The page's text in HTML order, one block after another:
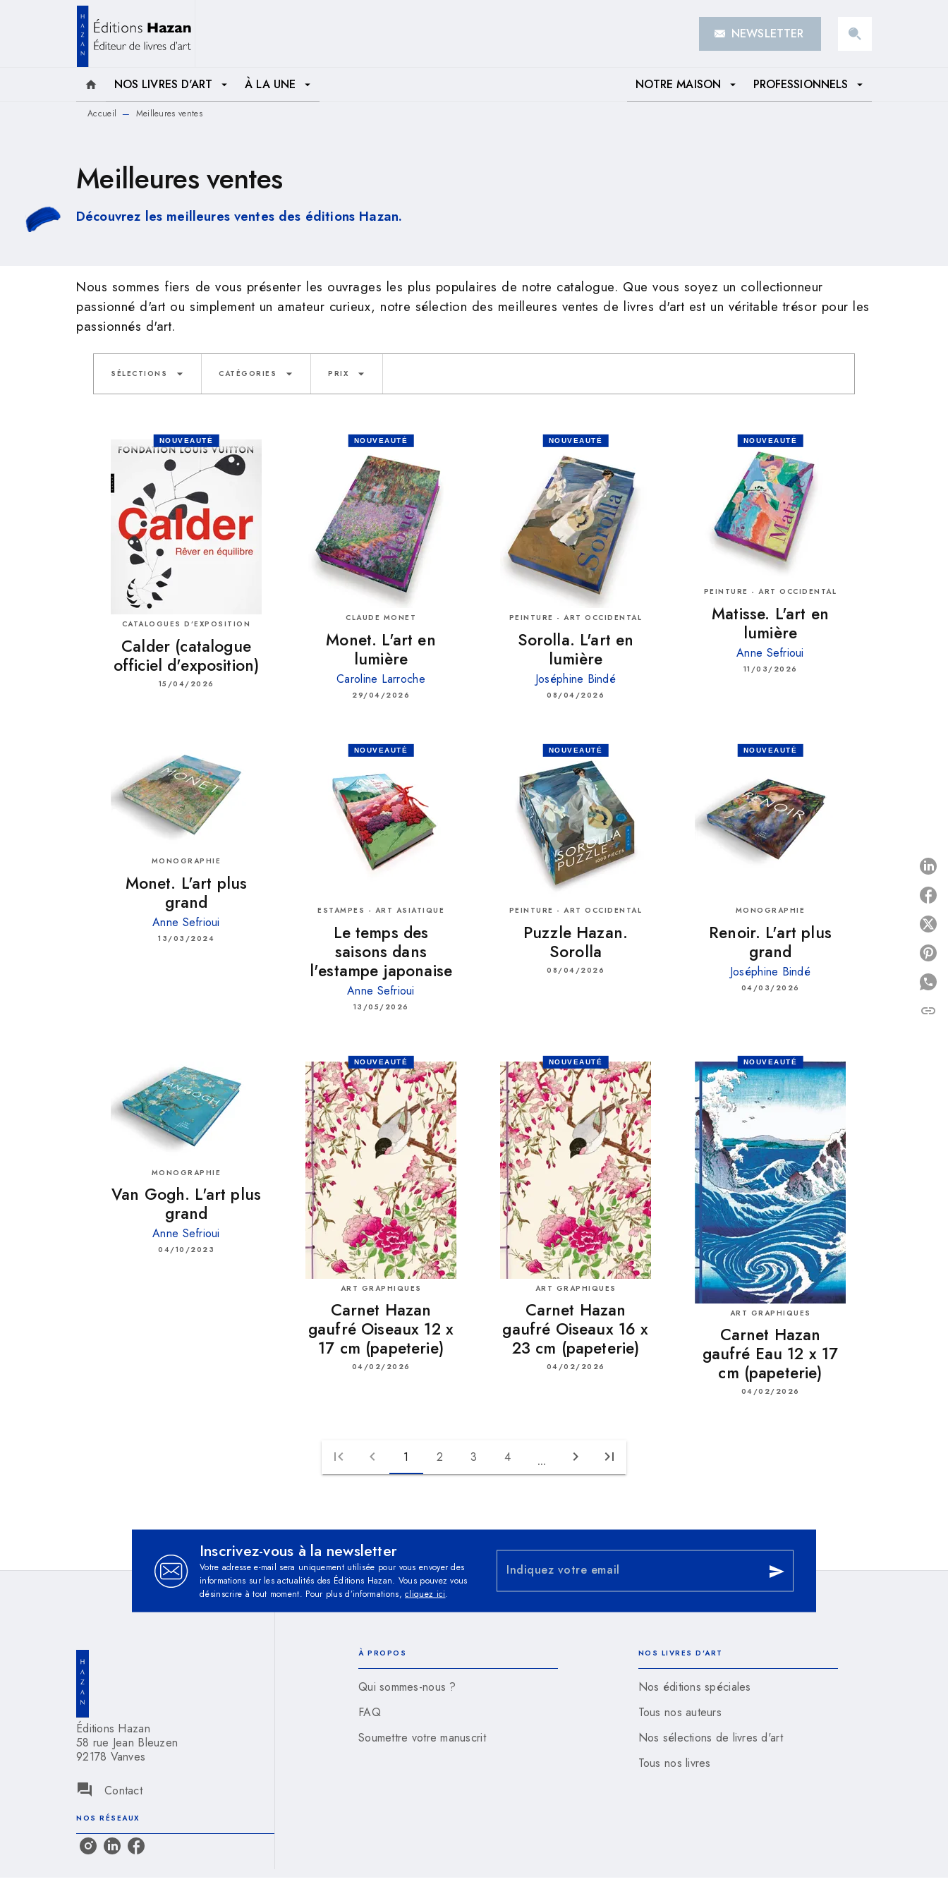
MENU RECHERCHE NEWSLETTER
home NOS LIVRES D'ART arrow_drop_down À LA UNE arrow_drop_down NOTRE MAISON arrow_drop_down PROFESSIONNELS arrow_drop_down
Accueil — Meilleures ventes
Meilleures ventes
Découvrez les meilleures ventes des éditions Hazan.
Nous sommes fiers de vous présenter les ouvrages les plus populaires de notre catalogue. Que vous soyez un collectionneur
passionné d'art ou simplement un amateur curieux, notre sélection des meilleures ventes de livres d'art est un véritable trésor pour les
passionnés d'art.
SÉLECTIONS arrow_drop_down CATÉGORIES arrow_drop_down PRIX arrow_drop_down
NOUVEAUTÉ
CATALOGUES D’EXPOSITION
Calder (catalogue
officiel d'exposition)
15/04/2026
NOUVEAUTÉ
CLAUDE MONET
Monet. L'art en
lumière
Caroline Larroche
29/04/2026
NOUVEAUTÉ
PEINTURE - ART OCCIDENTAL
Sorolla. L'art en
lumière
Joséphine Bindé
08/04/2026
NOUVEAUTÉ
PEINTURE - ART OCCIDENTAL
Matisse. L'art en
lumière
Anne Sefrioui
11/03/2026
MONOGRAPHIE
Monet. L'art plus
grand
Anne Sefrioui
13/03/2024
NOUVEAUTÉ
ESTAMPES - ART ASIATIQUE
Le temps des
saisons dans
l'estampe japonaise
Anne Sefrioui
13/05/2026
NOUVEAUTÉ
PEINTURE - ART OCCIDENTAL
Puzzle Hazan.
Sorolla
08/04/2026
NOUVEAUTÉ
MONOGRAPHIE
Renoir. L'art plus
grand
Joséphine Bindé
04/03/2026
MONOGRAPHIE
Van Gogh. L'art plus
grand
Anne Sefrioui
04/10/2023
NOUVEAUTÉ
ART GRAPHIQUES
Carnet Hazan
gaufré Oiseaux 12 x
17 cm (papeterie)
04/02/2026
NOUVEAUTÉ
ART GRAPHIQUES
Carnet Hazan
gaufré Oiseaux 16 x
23 cm (papeterie)
04/02/2026
NOUVEAUTÉ
ART GRAPHIQUES
Carnet Hazan
gaufré Eau 12 x 17
cm (papeterie)
04/02/2026
first_page chevron_left 1 2 3 4 ... chevron_right last_page
link
Inscrivez-vous à la newsletter
Votre adresse e-mail sera uniquement utilisée pour vous envoyer des
informations sur les actualités des Éditions Hazan. Vous pouvez vous
désinscrire à tout moment. Pour plus d’informations,cliquez ici.
Indiquez votre email send
Éditions Hazan
58 rue Jean Bleuzen
92178 Vanves
question_answer Contact
NOS RÉSEAUX
À PROPOS
Qui sommes-nous ?
FAQ
Soumettre votre manuscrit
NOS LIVRES D'ART
Nos éditions spéciales
Tous nos auteurs
Nos sélections de livres d'art
Tous nos livres